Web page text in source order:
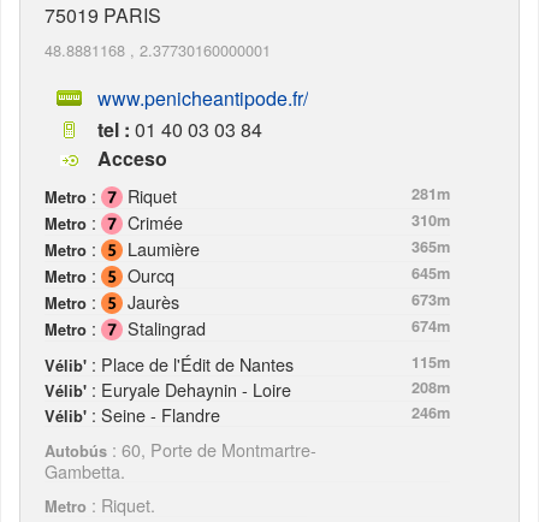
75019 PARIS
48.8881168 , 2.37730160000001
www.penicheantipode.fr/
tel : 01 40 03 03 84
Acceso
Metro : Riquet
281m
Metro : Crimée
310m
Metro : Laumière
365m
Metro : Ourcq
645m
Metro : Jaurès
673m
Metro : Stalingrad
674m
Vélib' : Place de l'Édit de Nantes
115m
Vélib' : Euryale Dehaynin - Loire
208m
Vélib' : Seine - Flandre
246m
Autobús : 60, Porte de Montmartre-
Gambetta.
Metro : Riquet.